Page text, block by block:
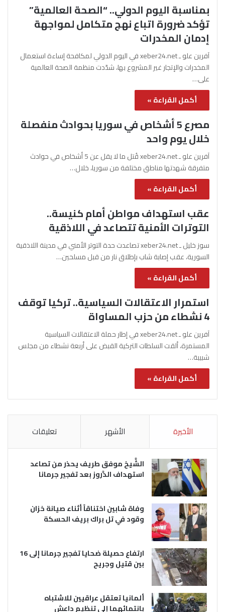
بمناسبة اليوم الدولي.. “الصحة العالمية”
تؤكد ضرورة اتباع نهج متكامل لمواجهة
إدمان المخدرات
آفرين علو ـ xeber24.net في اليوم الدولي لمكافحة إساءة استعمال
المخدرات والإتجار غير المشروع بها، شدّدت منظمة الصحة العالمية
على…
أكمل القراءة »
مصرع 5 أشخاص في سوريا بحوادث منفصلة
خلال يوم واحد
آفرين علو ـ xeber24.net قُتل ما لا يقل عن 5 أشخاص في حوادث
متفرقة شهدتها مناطق مختلفة من سوريا، خلال…
أكمل القراءة »
عقب استهداف مواطن أمام كنيسة..
التوترات الأمنية تتصاعد في اللاذقية
سوز خليل ـ xeber24.net تصاعدت حدة التوتر الأمني في مدينة اللاذقية
السورية، عقب إصابة شاب بإطلاق نار من قبل مسلحين…
أكمل القراءة »
استمرار الاعتقالات السياسية.. تركيا توقف
4 نشطاء من حزب المساواة
آفرين علو ـ xeber24.net في إطار حملة الاعتقالات السياسية
المستمرة، ألقت السلطات التركية القبض على أربعة نشطاء من مجلس
شبيبة…
أكمل القراءة »
الأخيرة الأشهر تعليقات
الشَّيخ موفق طريف يحذر من تصاعد
استهداف الدَّروز بعد تفجير جرمانا
وفاة شابين اختناقاً أثناء صيانة خزان
وقود في تل براك بريف الحسكة
ارتفاع حصيلة ضحايا تفجير جرمانا إلى 16
بين قتيل وجريح
ألمانيا تعتقل عراقيين للاشتباه
بانتمائهما إلى تنظيم داعش